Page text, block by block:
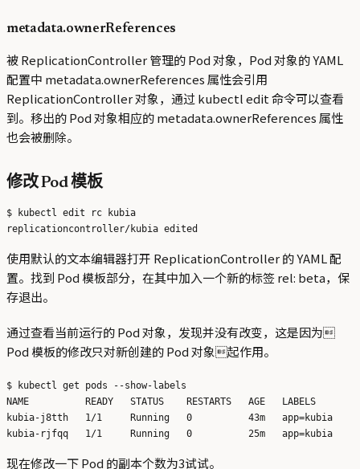
metadata.ownerReferences
被 ReplicationController 管理的 Pod 对象，Pod 对象的 YAML
配置中 metadata.ownerReferences 属性会引用
ReplicationController 对象，通过 kubectl edit 命令可以查看
到。移出的 Pod 对象相应的 metadata.ownerReferences 属性
也会被删除。
修改 Pod 模板
$ kubectl edit rc kubia
使用默认的文本编辑器打开 ReplicationController 的 YAML 配
置。找到 Pod 模板部分，在其中加入一个新的标签 rel: beta，保
存退出。
通过查看当前运行的 Pod 对象，发现并没有改变，这是因为
Pod 模板的修改只对新创建的 Pod 对象起作用。
$ kubectl get pods --show-labels
NAME          READY   STATUS    RESTARTS   AGE   LABELS
kubia-j8tth   1/1     Running   0          43m   app=kubia
现在修改一下 Pod 的副本个数为3试试。